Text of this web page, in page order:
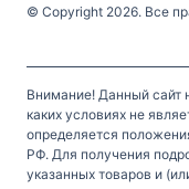
© Copyright 2026. Все
Внимание! Данный сайт
каких условиях не
определяется
РФ. Для получения
указанных товаров и